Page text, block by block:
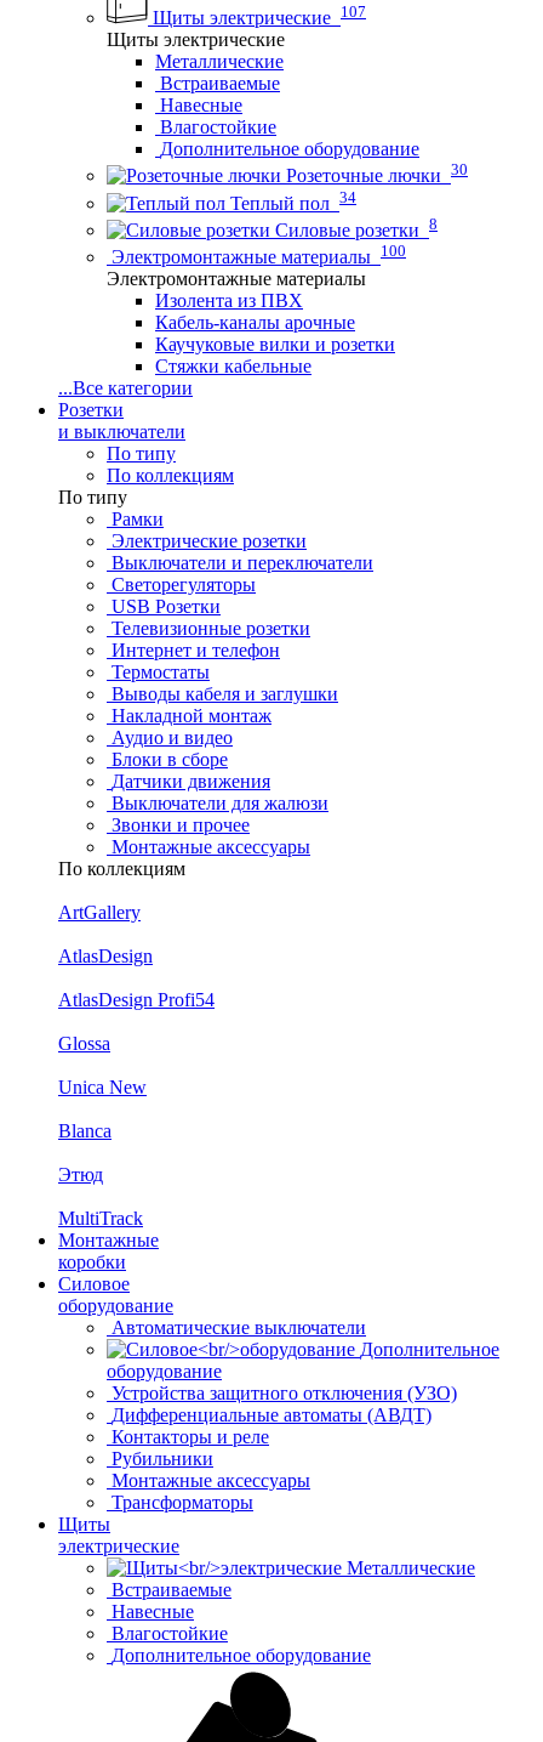
Щиты электрические 107
Щиты электрические
Металлические
Встраиваемые
Навесные
Влагостойкие
Дополнительное оборудование
Розеточные лючки 30
Теплый пол 34
Силовые розетки 8
Электромонтажные материалы 100
Электромонтажные материалы
Изолента из ПВХ
Кабель-каналы арочные
Каучуковые вилки и розетки
Стяжки кабельные
...Все категории
Розетки
и выключатели
По типу
По коллекциям
По типу
Рамки
Электрические розетки
Выключатели и переключатели
Светорегуляторы
USB Розетки
Телевизионные розетки
Интернет и телефон
Термостаты
Выводы кабеля и заглушки
Накладной монтаж
Аудио и видео
Блоки в сборе
Датчики движения
Выключатели для жалюзи
Звонки и прочее
Монтажные аксессуары
По коллекциям
ArtGallery
AtlasDesign
AtlasDesign Profi54
Glossa
Unica New
Blanca
Этюд
MultiTrack
Монтажные
коробки
Силовое
оборудование
Автоматические выключатели
Дополнительное
оборудование
Устройства защитного отключения (УЗО)
Дифференциальные автоматы (АВДТ)
Контакторы и реле
Рубильники
Монтажные аксессуары
Трансформаторы
Щиты
электрические
Металлические
Встраиваемые
Навесные
Влагостойкие
Дополнительное оборудование